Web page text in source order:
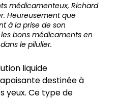
médicamenteux, Richard
Heureusement que
à la prise de son
bons médicaments en
le pilulier.
liquide
destinée à
yeux. Ce type de